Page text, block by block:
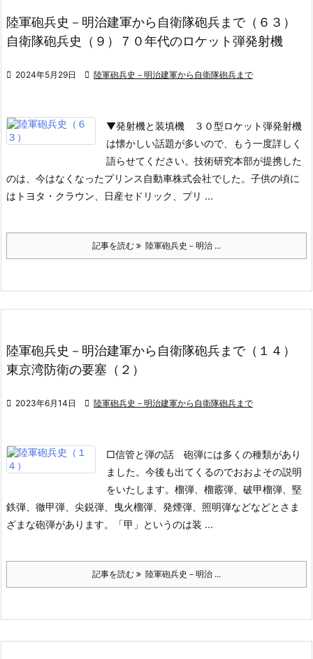
陸軍砲兵史－明治建軍から自衛隊砲兵まで（６３）
自衛隊砲兵史（９）７０年代のロケット弾発射機
 2024年5月29日  陸軍砲兵史－明治建軍から自衛隊砲兵まで
▼発射機と装填機 ３０型ロケット弾発射機
は懐かしい話題が多いので、もう一度詳しく
語らせてください。技術研究本部が提携した
のは、今はなくなったプリンス自動車株式会社でした。子供の頃に
はトヨタ・クラウン、日産セドリック、プリ ...
記事を読む 陸軍砲兵史－明治 ...
陸軍砲兵史－明治建軍から自衛隊砲兵まで（１４）
東京湾防衛の要塞（２）
 2023年6月14日  陸軍砲兵史－明治建軍から自衛隊砲兵まで
□信管と弾の話 砲弾には多くの種類があり
ました。今後も出てくるのでおおよその説明
をいたします。榴弾、榴霰弾、破甲榴弾、堅
鉄弾、徹甲弾、尖鋭弾、曳火榴弾、発煙弾、照明弾などなどとさま
ざまな砲弾があります。「甲」というのは装 ...
記事を読む 陸軍砲兵史－明治 ...